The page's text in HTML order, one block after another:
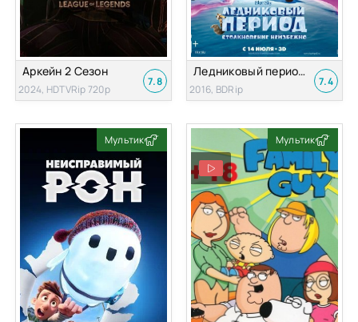
Аркейн 2 Сезон
2024, HDTVRip 720p
7.8
Ледниковый период 5: Столкновение неизбежно
2016, BDRip
7.4
Мультик Мультик